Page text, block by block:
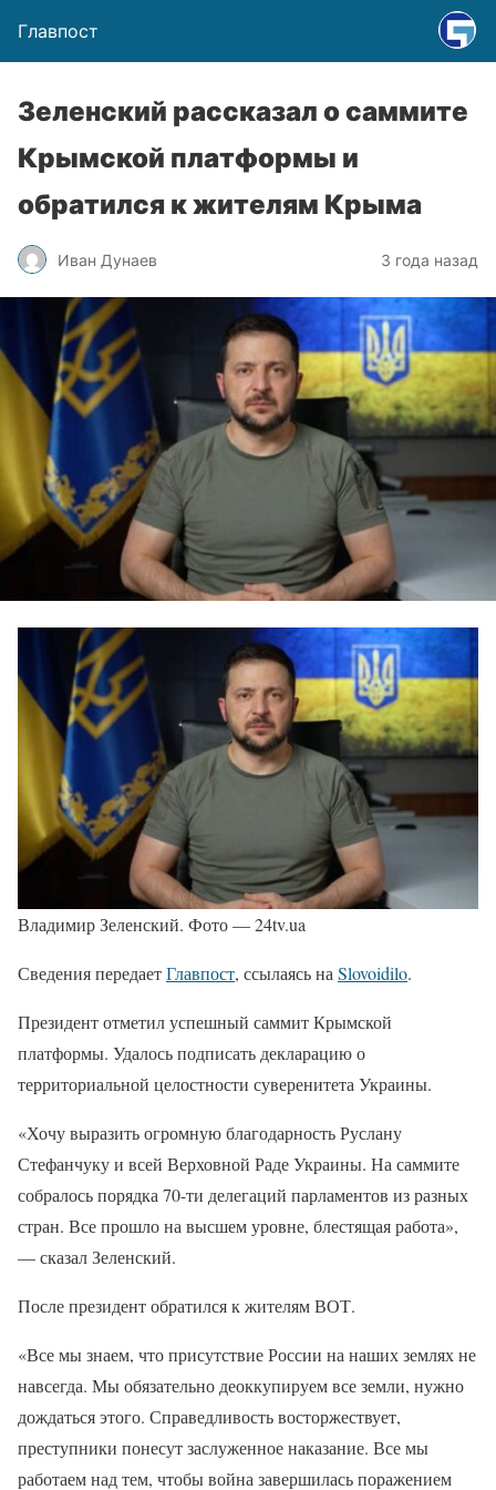
Главпост
Зеленский рассказал о саммите
Крымской платформы и
обратился к жителям Крыма
Иван Дунаев 3 года назад
Владимир Зеленский. Фото — 24tv.ua
Сведения передаетГлавпост, ссылаясь на Slovoidilo.
Президент отметил успешный саммит Крымской
платформы. Удалось подписать декларацию о
территориальной целостности суверенитета Украины.
«Хочу выразить огромную благодарность Руслану
Стефанчуку и всей Верховной Раде Украины. На саммите
собралось порядка 70-ти делегаций парламентов из разных
стран. Все прошло на высшем уровне, блестящая работа»,
— сказал Зеленский.
После президент обратился к жителям ВОТ.
«Все мы знаем, что присутствие России на наших землях не
навсегда. Мы обязательно деоккупируем все земли, нужно
дождаться этого. Справедливость восторжествует,
преступники понесут заслуженное наказание. Все мы
работаем над тем, чтобы война завершилась поражением